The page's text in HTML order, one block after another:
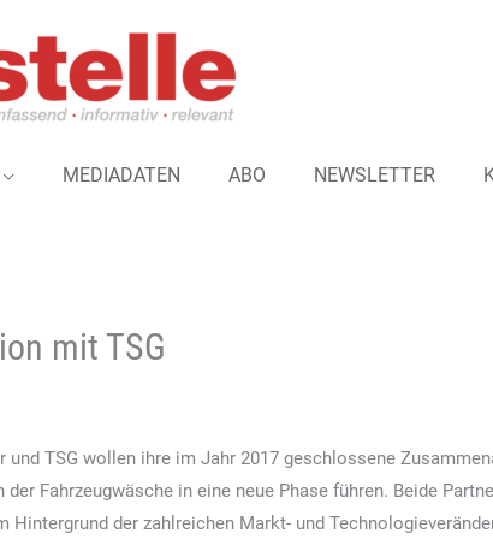
MEDIADATEN ABO NEWSLETTER
mit TSG
und TSG wollen ihre im Jahr 2017 geschlossene
der Fahrzeugwäsche in eine neue Phase führen. Beide
Hintergrund der zahlreichen Markt- und